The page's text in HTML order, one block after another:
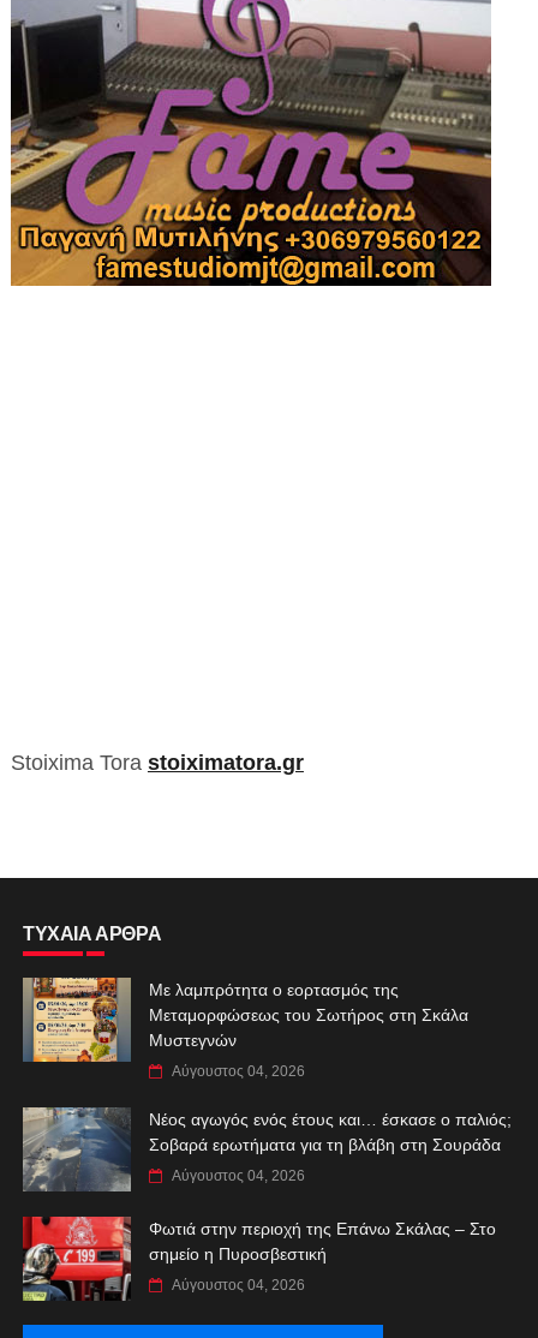
Stoixima Tora stoiximatora.gr
ΤΥΧΑΙΑ ΑΡΘΡΑ
Με λαμπρότητα ο εορτασμός της
Μεταμορφώσεως του Σωτήρος στη Σκάλα
Μυστεγνών
Αύγουστος 04, 2026
Νέος αγωγός ενός έτους και… έσκασε ο παλιός;
Σοβαρά ερωτήματα για τη βλάβη στη Σουράδα
Αύγουστος 04, 2026
Φωτιά στην περιοχή της Επάνω Σκάλας – Στο
σημείο η Πυροσβεστική
Αύγουστος 04, 2026